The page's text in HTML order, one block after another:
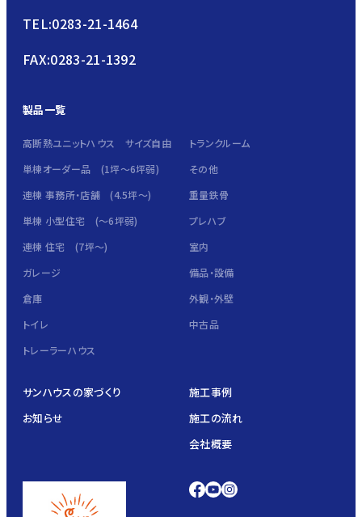
TEL:0283-21-1464
FAX:0283-21-1392
製品一覧
高断熱ユニットハウス サイズ自由
トランクルーム
単棟オーダー品 (1坪～6坪弱)
その他
連棟 事務所・店舗 (4.5坪～)
重量鉄骨
単棟 小型住宅 (～6坪弱)
プレハブ
連棟 住宅 (7坪～)
室内
ガレージ
備品・設備
倉庫
外観・外壁
トイレ
中古品
トレーラーハウス
サンハウスの家づくり
お知らせ
施工事例
施工の流れ
会社概要